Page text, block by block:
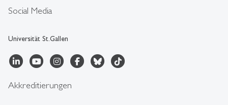
Social Media
Universität St.Gallen
Akkreditierungen